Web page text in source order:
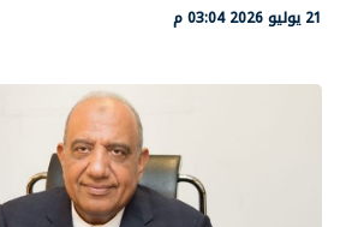
21 يوليو 2026 03:04 م